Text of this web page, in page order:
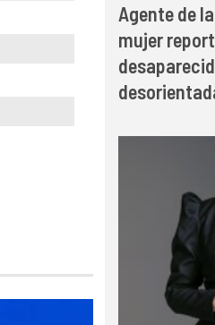
Agente de
mujer